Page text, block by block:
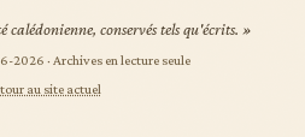
conservés tels qu'écrits. »
2026 · Archives en lecture seule
au site actuel